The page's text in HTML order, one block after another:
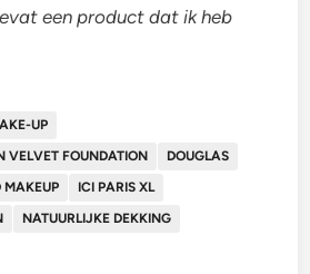
een product dat ik heb
UP
VELVET FOUNDATION
DOUGLAS
MAKEUP
ICI PARIS XL
NATUURLIJKE DEKKING